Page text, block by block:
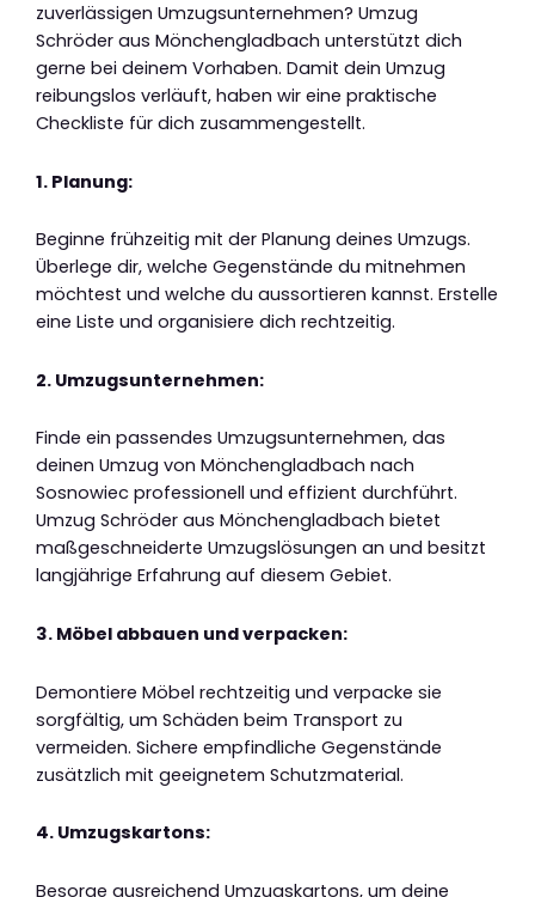
zuverlässigen Umzugsunternehmen? Umzug
Schröder aus Mönchengladbach unterstützt dich
gerne bei deinem Vorhaben. Damit dein Umzug
reibungslos verläuft, haben wir eine praktische
Checkliste für dich zusammengestellt.
1. Planung:
Beginne frühzeitig mit der Planung deines Umzugs.
Überlege dir, welche Gegenstände du mitnehmen
möchtest und welche du aussortieren kannst. Erstelle
eine Liste und organisiere dich rechtzeitig.
2. Umzugsunternehmen:
Finde ein passendes Umzugsunternehmen, das
deinen Umzug von Mönchengladbach nach
Sosnowiec professionell und effizient durchführt.
Umzug Schröder aus Mönchengladbach bietet
maßgeschneiderte Umzugslösungen an und besitzt
langjährige Erfahrung auf diesem Gebiet.
3. Möbel abbauen und verpacken:
Demontiere Möbel rechtzeitig und verpacke sie
sorgfältig, um Schäden beim Transport zu
vermeiden. Sichere empfindliche Gegenstände
zusätzlich mit geeignetem Schutzmaterial.
4. Umzugskartons:
Besorge ausreichend Umzugskartons, um deine